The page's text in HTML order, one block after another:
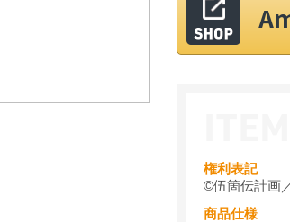
権利表記
©伍箇伝計画
商品仕様